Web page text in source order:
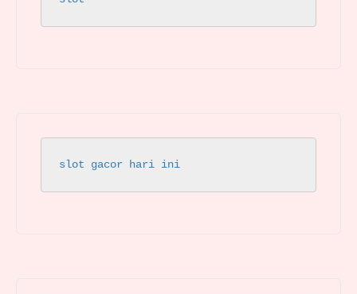
slot gacor hari ini